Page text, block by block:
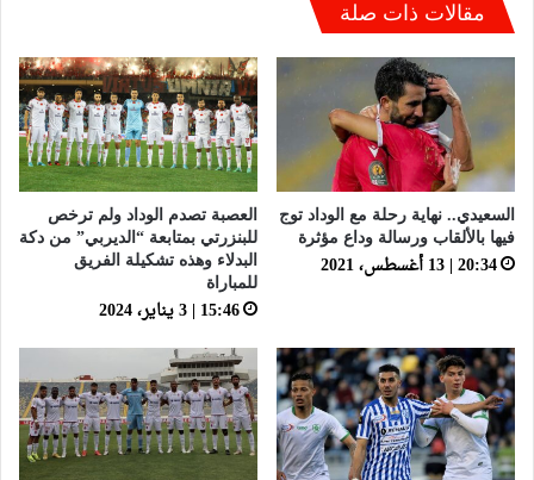
مقالات ذات صلة
السعيدي.. نهاية رحلة مع الوداد توج
فيها بالألقاب ورسالة وداع مؤثرة
20:34 | 13 أغسطس، 2021
العصبة تصدم الوداد ولم ترخص
للبنزرتي بمتابعة “الديربي” من دكة
البدلاء وهذه تشكيلة الفريق
للمباراة
15:46 | 3 يناير، 2024